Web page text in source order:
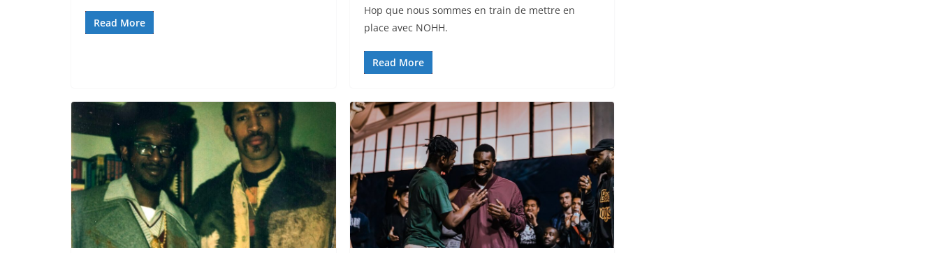
Read More
Hop que nous sommes en train de mettre en
place avec NOHH.
Read More